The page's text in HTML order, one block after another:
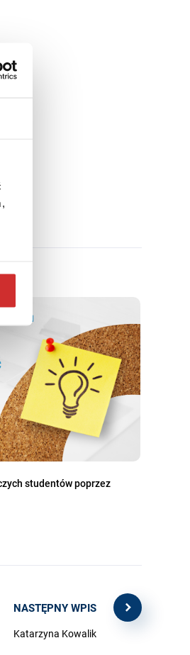
studentów poprzez
NASTĘPNY WPIS
Katarzyna Kowalik